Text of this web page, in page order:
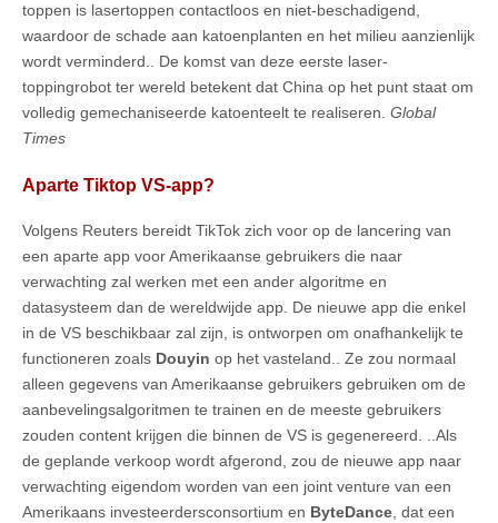
toppen is lasertoppen contactloos en niet-beschadigend,
waardoor de schade aan katoenplanten en het milieu aanzienlijk
wordt verminderd.. De komst van deze eerste laser-
toppingrobot ter wereld betekent dat China op het punt staat om
volledig gemechaniseerde katoenteelt te realiseren. Global
Times
Aparte Tiktop VS-app?
Volgens Reuters bereidt TikTok zich voor op de lancering van
een aparte app voor Amerikaanse gebruikers die naar
verwachting zal werken met een ander algoritme en
datasysteem dan de wereldwijde app. De nieuwe app die enkel
in de VS beschikbaar zal zijn, is ontworpen om onafhankelijk te
functioneren zoals Douyin op het vasteland.. Ze zou normaal
alleen gegevens van Amerikaanse gebruikers gebruiken om de
aanbevelingsalgoritmen te trainen en de meeste gebruikers
zouden content krijgen die binnen de VS is gegenereerd. ..Als
de geplande verkoop wordt afgerond, zou de nieuwe app naar
verwachting eigendom worden van een joint venture van een
Amerikaans investeerdersconsortium en ByteDance, dat een